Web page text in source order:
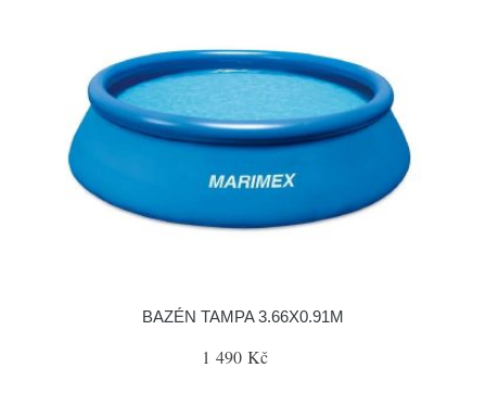
BAZÉN TAMPA 3.66X0.91M
1 490 Kč